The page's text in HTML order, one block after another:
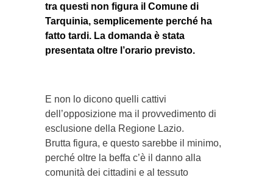
tra questi non figura il Comune di
Tarquinia, semplicemente perché ha
fatto tardi. La domanda è stata
presentata oltre l’orario previsto.
E non lo dicono quelli cattivi
dell’opposizione ma il provvedimento di
esclusione della Regione Lazio.
Brutta figura, e questo sarebbe il minimo,
perché oltre la beffa c’è il danno alla
comunità dei cittadini e al tessuto